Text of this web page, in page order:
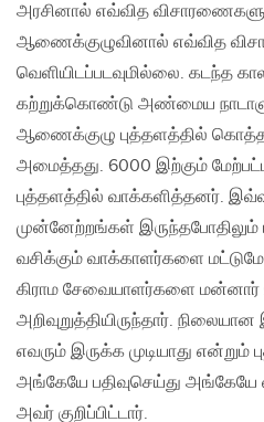
அரசினால் எவ்வித
ஆணைக்குழுவினால் எவ்வித
வெளியிடப்படவுமில்லை. கடந்த
கற்றுக்கொண்டு அண்மைய
ஆணைக்குழு புத்தளத்தில்
அமைத்தது. 6000 இற்கும்
புத்தளத்தில் வாக்களித்தனர்.
முன்னேற்றங்கள் இருந்தபோதிலும்
வசிக்கும் வாக்காளர்களை மட்டுமே
கிராம சேவையாளர்களை
அறிவுறுத்தியிருந்தார்.
எவரும் இருக்க முடியாது
அங்கேயே பதிவுசெய்து
அவர் குறிப்பிட்டார்.